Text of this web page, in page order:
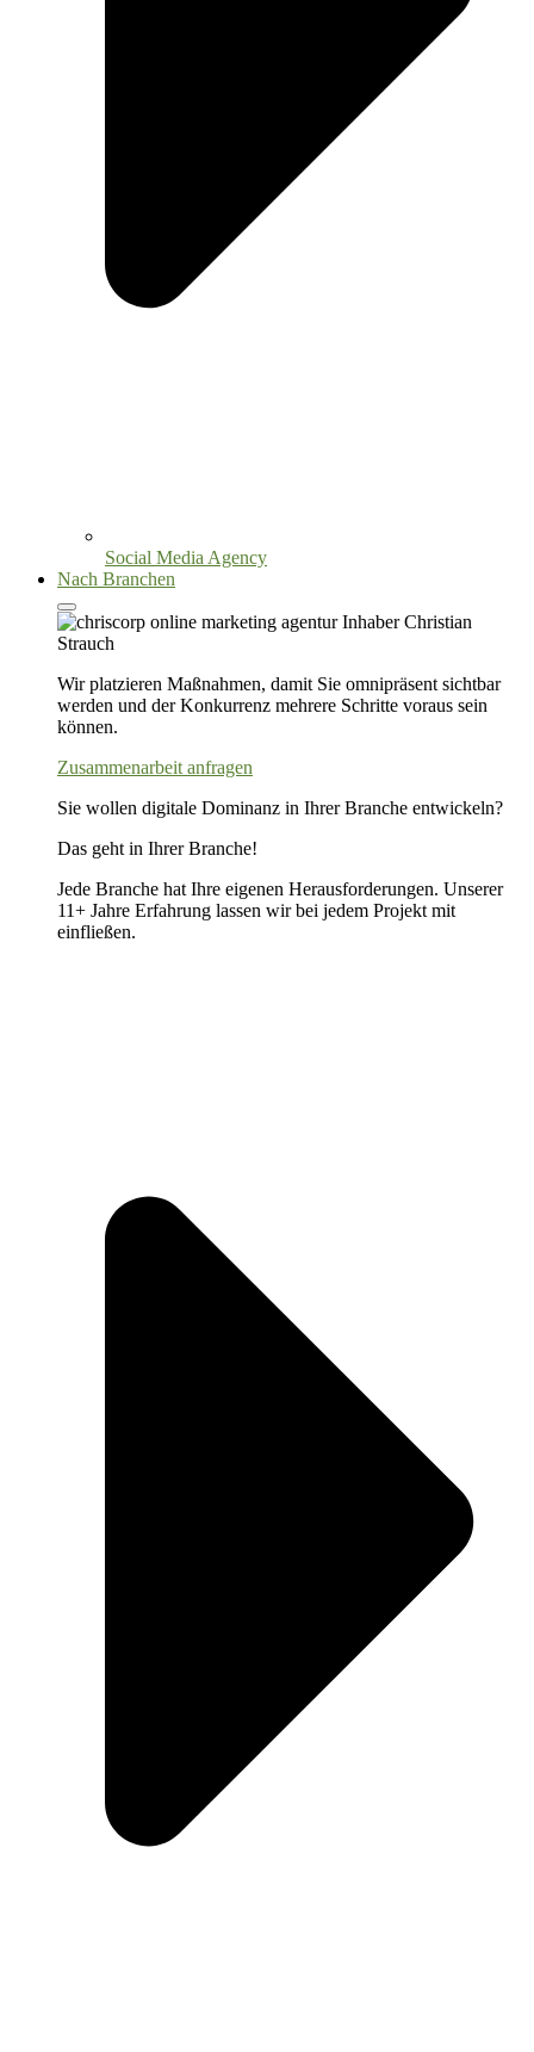
Social Media Agency
Nach Branchen
Wir platzieren Maßnahmen, damit Sie omnipräsent sichtbar
werden und der Konkurrenz mehrere Schritte voraus sein
können.
Zusammenarbeit anfragen
Sie wollen digitale Dominanz in Ihrer Branche entwickeln?
Das geht in Ihrer Branche!
Jede Branche hat Ihre eigenen Herausforderungen. Unserer
11+ Jahre Erfahrung lassen wir bei jedem Projekt mit
einfließen.